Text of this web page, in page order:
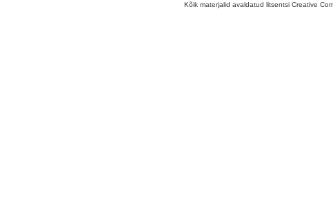
Kõik materjalid avaldatud litsentsi Creative